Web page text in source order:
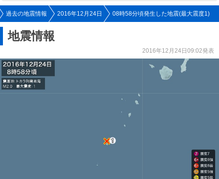
過去の地震情報 2016年12月24日 08時58分頃発生した地震(最大震度1)
地震情報
2016年12月24日09:02発表